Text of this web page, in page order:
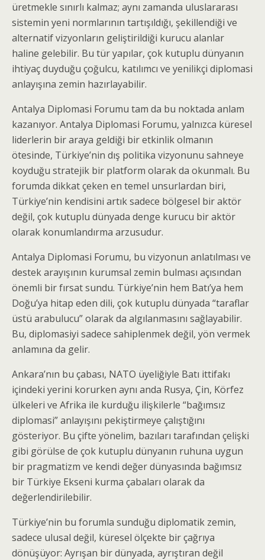
üretmekle sınırlı kalmaz; aynı zamanda uluslararası
sistemin yeni normlarının tartışıldığı, şekillendiği ve
alternatif vizyonların geliştirildiği kurucu alanlar
haline gelebilir. Bu tür yapılar, çok kutuplu dünyanın
ihtiyaç duyduğu çoğulcu, katılımcı ve yenilikçi diplomasi
anlayışına zemin hazırlayabilir.
Antalya Diplomasi Forumu tam da bu noktada anlam
kazanıyor. Antalya Diplomasi Forumu, yalnızca küresel
liderlerin bir araya geldiği bir etkinlik olmanın
ötesinde, Türkiye’nin dış politika vizyonunu sahneye
koyduğu stratejik bir platform olarak da okunmalı. Bu
forumda dikkat çeken en temel unsurlardan biri,
Türkiye’nin kendisini artık sadece bölgesel bir aktör
değil, çok kutuplu dünyada denge kurucu bir aktör
olarak konumlandırma arzusudur.
Antalya Diplomasi Forumu, bu vizyonun anlatılması ve
destek arayışının kurumsal zemin bulması açısından
önemli bir fırsat sundu. Türkiye’nin hem Batı’ya hem
Doğu’ya hitap eden dili, çok kutuplu dünyada “taraflar
üstü arabulucu” olarak da algılanmasını sağlayabilir.
Bu, diplomasiyi sadece sahiplenmek değil, yön vermek
anlamına da gelir.
Ankara’nın bu çabası, NATO üyeliğiyle Batı ittifakı
içindeki yerini korurken aynı anda Rusya, Çin, Körfez
ülkeleri ve Afrika ile kurduğu ilişkilerle “bağımsız
diplomasi” anlayışını pekiştirmeye çalıştığını
gösteriyor. Bu çifte yönelim, bazıları tarafından çelişki
gibi görülse de çok kutuplu dünyanın ruhuna uygun
bir pragmatizm ve kendi değer dünyasında bağımsız
bir Türkiye Ekseni kurma çabaları olarak da
değerlendirilebilir.
Türkiye’nin bu forumla sunduğu diplomatik zemin,
sadece ulusal değil, küresel ölçekte bir çağrıya
dönüşüyor: Ayrışan bir dünyada, ayrıştıran değil